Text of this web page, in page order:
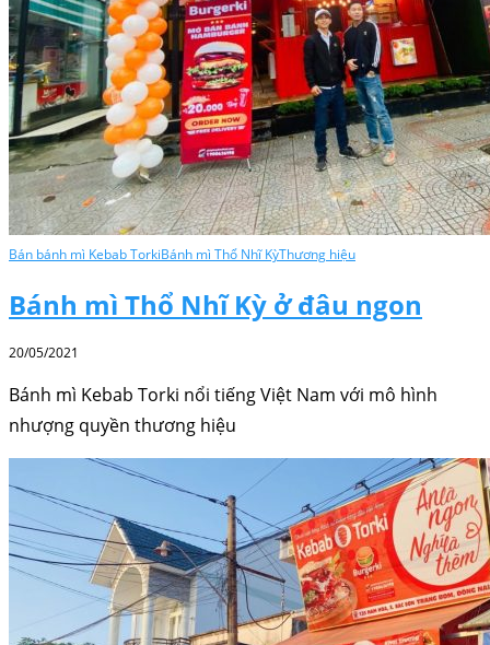
Bán bánh mì Kebab TorkiBánh mì Thổ Nhĩ KỳThương hiệu
Bánh mì Thổ Nhĩ Kỳ ở đâu ngon
20/05/2021
Bánh mì Kebab Torki nổi tiếng Việt Nam với mô hình
nhượng quyền thương hiệu